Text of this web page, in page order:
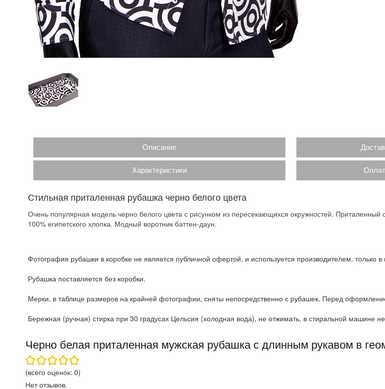
Описание
Характеристики
Стильная приталенная рубашка черно белого цвета
Очень популярная модель черно белого цвета с рисунком из пересекающихся окружностей.
100% египетского хлопка. Модный воротник баттен-даун.
Фотография рубашки в коробке не является публичной офертой, и используется производителем, только
Рубашка поставляется без коробки.
Мерки, в таблице размеров на крайней фотографии, сняты непосредственно с рубашек. Перед
Бережная (ручная) стирка при 30 градусах Цельсия (холодная вода), не отжимать, в стиральной машине
Черно белая приталенная мужская рубашка с длинным рукавом в
(всего оценок: 0)
Нет отзывов.